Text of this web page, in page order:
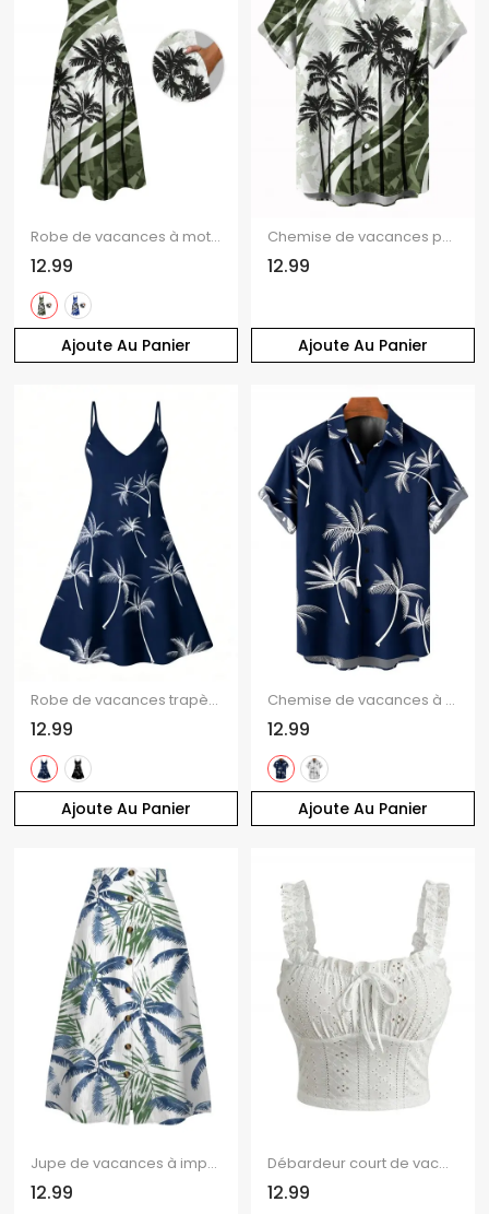
Ajoute Au Panier
Robe de vacances à motif cocotier et bretelles spaghetti colorées
12.99
Ajoute Au Panier
Chemise de vacances pour homme, motif cocotier, colorblock, boutonnée
12.99
Ajoute Au Panier
Robe de vacances trapèze à imprimé palmiers, col V et fines bretelles
12.99
Ajoute Au Panier
Chemise de vacances à manches courtes boutonnée à imprimé palmier
12.99
Jupe de vacances à imprimé feuilles tropicales de cocotiers, jupe trapèze boutonnée
12.99
Débardeur court de vacances à volants et œillets, nœud papillon, couleur unie
12.99